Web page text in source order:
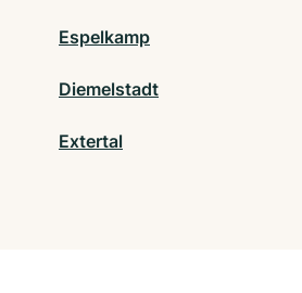
Espelkamp
Diemelstadt
Extertal